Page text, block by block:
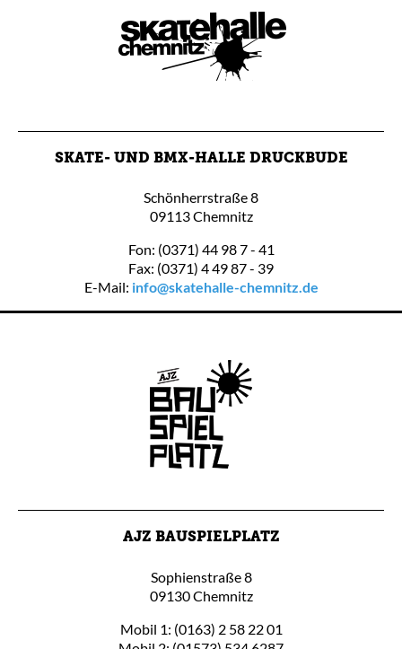
SKATE- UND BMX-HALLE DRUCKBUDE
Schönherrstraße 8
09113 Chemnitz
Fon: (0371) 44 98 7 - 41
Fax: (0371) 4 49 87 - 39
E-Mail: info@skatehalle-chemnitz.de
AJZ BAUSPIELPLATZ
Sophienstraße 8
09130 Chemnitz
Mobil 1: (0163) 2 58 22 01